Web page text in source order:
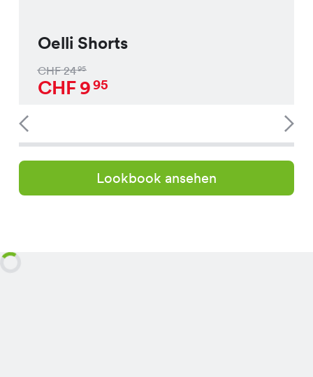
Oelli Shorts
CHF2495
CHF995
Lookbook ansehen